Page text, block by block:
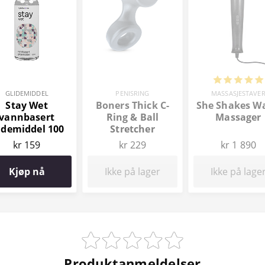
GLIDEMIDDEL
Stay Wet
100
ml
kr 159
Kjøp nå
PENISRING
Boners Thick C-
Ring & Ball
Stretcher
kr 229
Ikke på lager
MASSASJESTAVER
She Shakes
Massager
kr 1 890
Ikke på lager